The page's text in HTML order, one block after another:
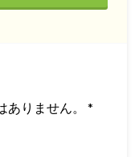
りません。
*